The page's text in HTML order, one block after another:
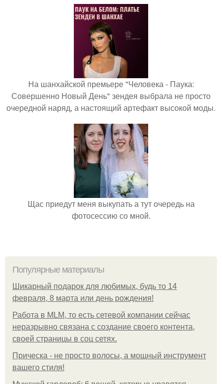
На шанхайской премьере "Человека - Паука:
Совершенно Новый День" зендея выбрала не просто
очередной наряд, а настоящий артефакт высокой моды.
Щас приедут меня выкупать а тут очередь на
фотосессию со мной.
Популярные материалы
Шикарный подарок для любимых, будь то 14
февраля, 8 марта или день рождения!
Работа в MLM, то есть сетевой компании сейчас
неразрывно связана с создание своего контента,
своей страницы в соц сетях.
Прическа - не просто волосы, а мощный инструмент
вашего стиля!